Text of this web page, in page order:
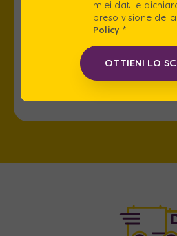
Via dell'Omo
miei dati e
preso visione della
Policy*
OTTIENI LO